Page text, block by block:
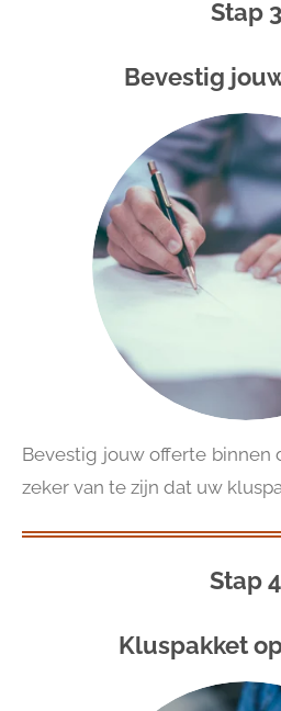
Stap 3
Bevestig
Bevestig jouw offerte
zeker van te zijn dat uw
Stap 4
Kluspakket